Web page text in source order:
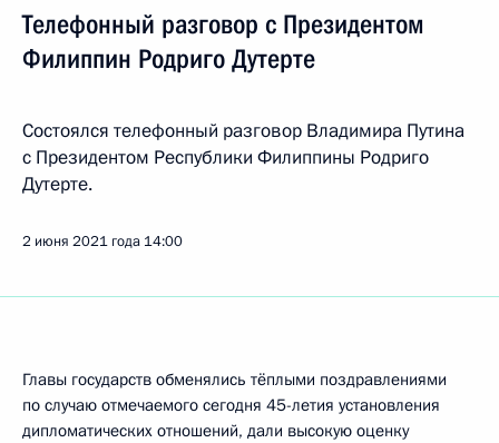
Телефонный разговор с Президентом
Филиппин Родриго Дутерте
Состоялся телефонный разговор Владимира Путина
с Президентом Республики Филиппины Родриго
Дутерте.
2 июня 2021 года 14:00
Главы государств обменялись тёплыми поздравлениями
по случаю отмечаемого сегодня 45-летия установления
дипломатических отношений, дали высокую оценку